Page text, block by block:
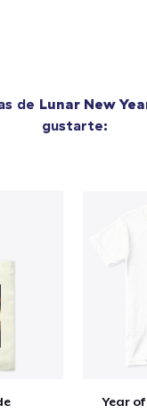
de Lunar New
gustarte:
Year